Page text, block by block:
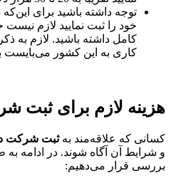
توجه داشته باشید برای
خود را ثبت نمایید لازم
کامل داشته باشید. لازم به
کاری به این کشور می‌بایست
هزینه لازم برای ثبت
کسانی که علاقه‌مند به ثبت شرکت
و شرایط آن آگاه شوند. در ادامه
بررسی قرار می‌دهیم: